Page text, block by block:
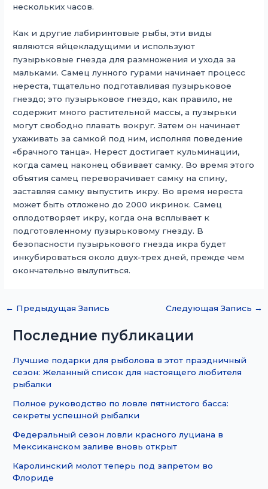
нескольких часов.
Как и другие лабиринтовые рыбы, эти виды
являются яйцекладущими и используют
пузырьковые гнезда для размножения и ухода за
мальками. Самец лунного гурами начинает процесс
нереста, тщательно подготавливая пузырьковое
гнездо; это пузырьковое гнездо, как правило, не
содержит много растительной массы, а пузырьки
могут свободно плавать вокруг. Затем он начинает
ухаживать за самкой под ним, исполняя поведение
«брачного танца». Нерест достигает кульминации,
когда самец наконец обвивает самку. Во время этого
объятия самец переворачивает самку на спину,
заставляя самку выпустить икру. Во время нереста
может быть отложено до 2000 икринок. Самец
оплодотворяет икру, когда она всплывает к
подготовленному пузырьковому гнезду. В
безопасности пузырькового гнезда икра будет
инкубироваться около двух-трех дней, прежде чем
окончательно вылупиться.
← Предыдущая Запись Следующая Запись →
Последние публикации
Лучшие подарки для рыболова в этот праздничный
сезон: Желанный список для настоящего любителя
рыбалки
Полное руководство по ловле пятнистого басса:
секреты успешной рыбалки
Федеральный сезон ловли красного луциана в
Мексиканском заливе вновь открыт
Каролинский молот теперь под запретом во
Флориде